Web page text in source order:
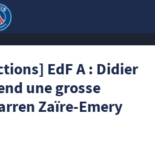
EdF A : Didier
une grosse
Zaïre-Emery